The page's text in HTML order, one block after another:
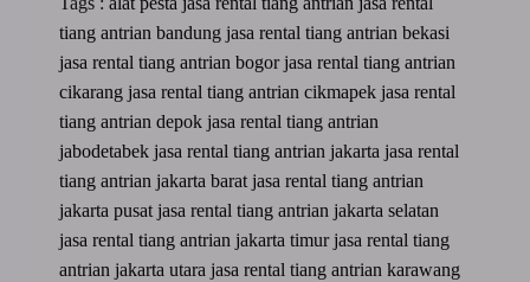
tiang antrian bandungjasa rental tiang antrian bekasi
jasa rental tiang antrian bogorjasa rental tiang antrian
cikarangjasa rental tiang antrian cikmapekjasa rental
tiang antrian depokjasa rental tiang antrian
jabodetabekjasa rental tiang antrian jakartajasa rental
tiang antrian jakarta baratjasa rental tiang antrian
jakarta pusatjasa rental tiang antrian jakarta selatan
jasa rental tiang antrian jakarta timurjasa rental tiang
antrian jakarta utarajasa rental tiang antrian karawang